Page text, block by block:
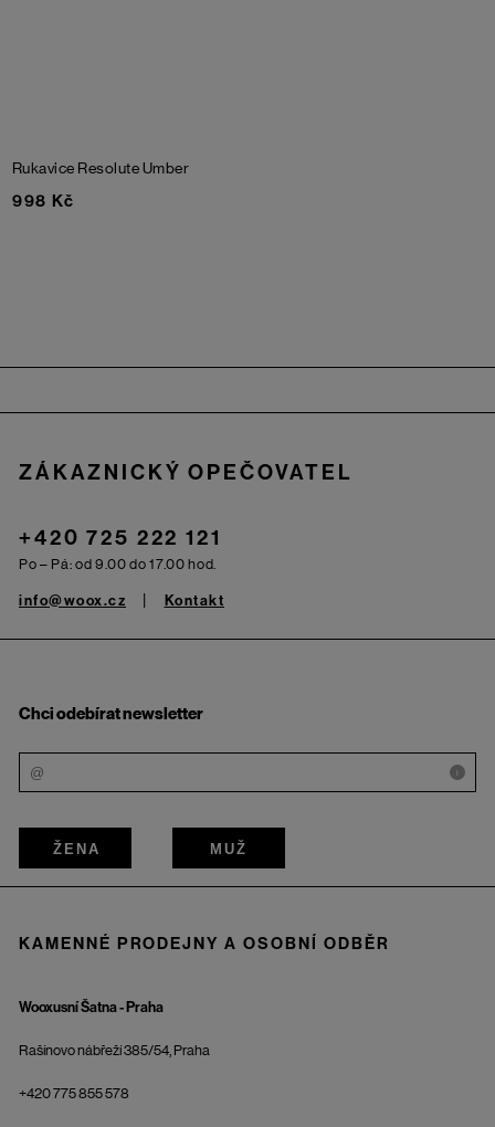
Rukavice ResoluteUmber
998 Kč
ZÁKAZNICKÝ OPEČOVATEL
+420 725 222 121
Po – Pá: od 9.00 do 17.00 hod.
info@woox.cz Kontakt
Chci odebírat newsletter
i
ŽENA MUŽ
KAMENNÉ PRODEJNY A OSOBNÍ ODBĚR
Wooxusní Šatna - Praha
Rašínovo nábřeží 385/54, Praha
+420 775 855 578